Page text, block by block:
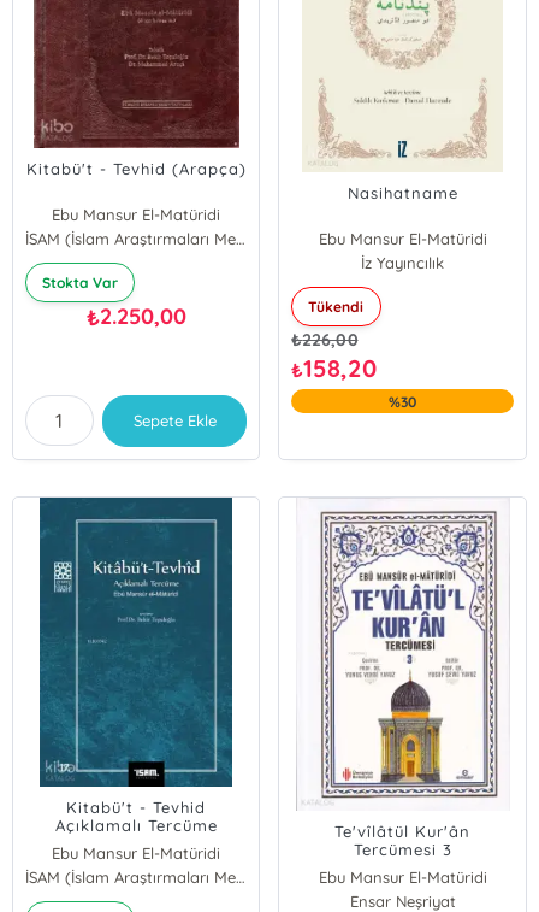
Kitabü't - Tevhid (Arapça)
Ebu Mansur El-Matüridi
İSAM (İslam Araştırmaları Merkezi)
Stokta Var
₺2.250,00
Sepete Ekle
Nasihatname
Ebu Mansur El-Matüridi
İz Yayıncılık
Tükendi
₺226,00
₺158,20
%30
Kitabü't - Tevhid
Açıklamalı Tercüme
Ebu Mansur El-Matüridi
İSAM (İslam Araştırmaları Merkezi)
Te'vîlâtül Kur'ân
Tercümesi 3
Ebu Mansur El-Matüridi
Ensar Neşriyat